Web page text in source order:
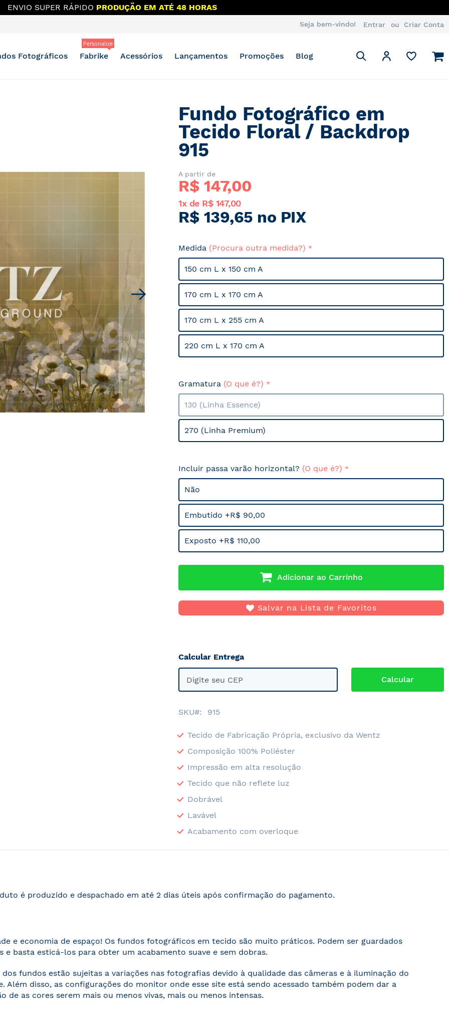
ENVIO SUPER RÁPIDO PRODUÇÃO EM ATÉ 48 HORAS
Seja bem-vindo! Entrar Criar Conta
Fotográficos Fabrike
Personalize
Acessórios Lançamentos Promoções Blog
Pesquisa
Pesquisa
Minha Conta
Fundo Fotográfico em
Tecido Floral / Backdrop
915
A partir de
R$ 147,00
1x de R$ 147,00
R$ 139,65 no PIX
Medida (Procura outra medida?)
150 cm L x 150 cm A
170 cm L x 170 cm A
170 cm L x 255 cm A
220 cm L x 170 cm A
Gramatura (O que é?)
130 (Linha Essence)
270 (Linha Premium)
Incluir passa varão horizontal? (O que é?)
Não
Embutido +R$ 90,00
Exposto +R$ 110,00
Adicionar ao Carrinho
Salvar na Lista de Favoritos
Calcular Entrega
SKU 915
Tecido de Fabricação Própria, exclusivo da Wentz
Composição 100% Poliéster
Impressão em alta resolução
Tecido que não reflete luz
Dobrável
Lavável
Acabamento com overloque
é produzido e despachado em até 2 dias úteis após confirmação do pagamento.
e economia de espaço! Os fundos fotográficos em tecido são muito práticos. Podem ser guardados
e basta esticá-los para obter um acabamento suave e sem dobras.
dos fundos estão sujeitas a variações nas fotografias devido à qualidade das câmeras e à iluminação do
Além disso, as configurações do monitor onde esse site está sendo acessado também podem dar a
de as cores serem mais ou menos vivas, mais ou menos intensas.